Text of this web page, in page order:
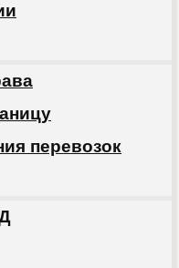
перевозок